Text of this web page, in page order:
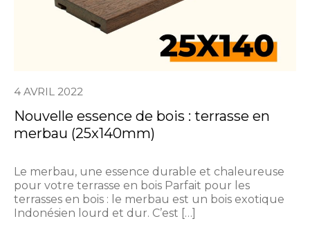
4 AVRIL 2022
Nouvelle essence de bois : terrasse en
merbau (25x140mm)
Le merbau, une essence durable et chaleureuse
pour votre terrasse en bois Parfait pour les
terrasses en bois : le merbau est un bois exotique
Indonésien lourd et dur. C’est […]